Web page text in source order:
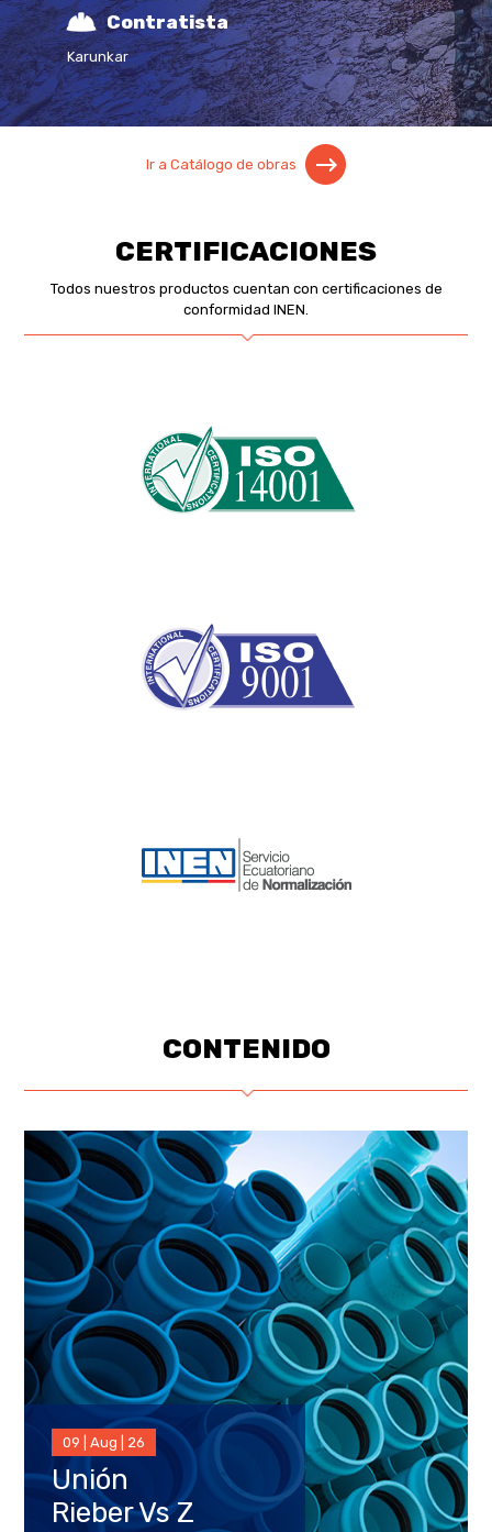
Contratista
Karunkar
Ir a Catálogo de obras
CERTIFICACIONES
Todos nuestros productos cuentan con certificaciones de
conformidad INEN.
CONTENIDO
09 | Aug | 26
Unión
Rieber Vs Z